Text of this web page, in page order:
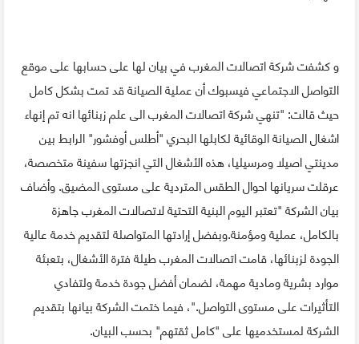
و كشفت شركة اتصالات المغرب في بيان لها على حسابها على موقع
التواصل الاجتماعي فيسبوك أن عملية الصيانة قد تمت بشكل كامل
حيث قالت: "تنهي شركة اتصالات المغرب الى علم زبنائها انه تم إنهاء
اشغال الصيانة الوقائية لكابلها البحري "أطلس أوفشور" الرابط بين
مدينتي اصيلا ومرسيليا، هذه الأشغال التي انجزتها سفينة متخصصة،
عرقلت سريانها احوال الطقس المتردية على مستوى المضيق. وأضاف
بيان الشركة "تعتبر اليوم البنية التحتية لاتصالات المغرب جاهزة
بالكامل، عملية ومؤمنة.وبفضل إرادتها المتواصلة لتقديم خدمة عالية
الجودة لزبنائها، قامت اتصالات المغرب طيلة فترة الأشغال، بتعبئة
موارد بشرية ومادية مهمة، لضمان أفضل جودة خدمة ولتفادي
التأثيرات على مستوى التواصل."، فيما ختمت الشركة بيانها بتقديم
الشركة لمستخدميها على "كامل ثقتهم" بحسب البيان.